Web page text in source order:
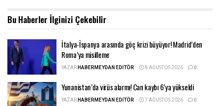
Bu Haberler İlginizi Çekebilir
İtalya-İspanya arasında göç krizi büyüyor! Madrid’den
Roma’ya misilleme
YAZARHABERMEYDAN EDITÖR 8 AĞUSTOS 2026 0
Yunanistan’da virüs alarmı! Can kaybı 6’ya yükseldi
YAZARHABERMEYDAN EDITÖR 7 AĞUSTOS 2026 0